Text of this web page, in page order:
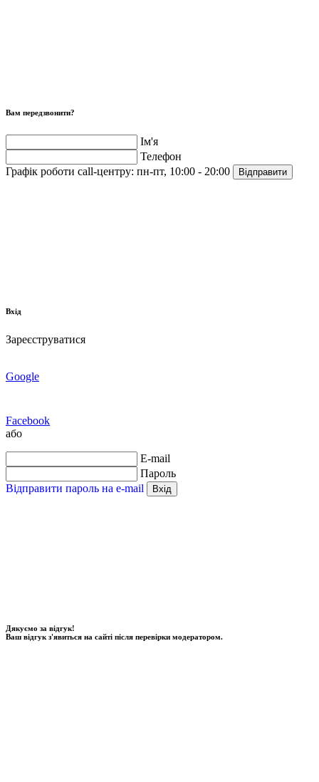
Вам передзвонити?
Ім'я
Телефон
Графік роботи call-центру: пн-пт, 10:00 - 20:00 Відправити
Вхід
Зареєструватися
Google
Facebook
або
E-mail
Пароль
Відправити пароль на e-mail
Вхід
Дякуємо за відгук!
Ваш відгук з'явиться на сайті після перевірки модератором.